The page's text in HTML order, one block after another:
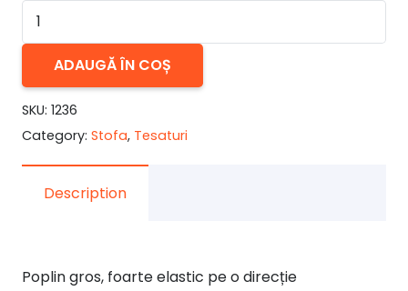
Cantitate
Poplin
elastic
lucios
negru
ADAUGĂ ÎN COȘ
SKU: 1236
Category: Stofa, Tesaturi
Description
Poplin gros, foarte elastic pe o direcție